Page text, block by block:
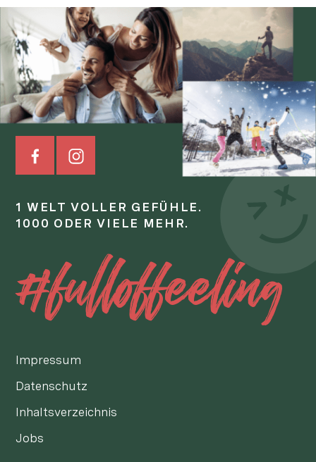
1 WELT VOLLER GEFÜHLE.
1000 ODER VIELE MEHR.
#fulloffeeling
Impressum
Datenschutz
Inhaltsverzeichnis
Jobs